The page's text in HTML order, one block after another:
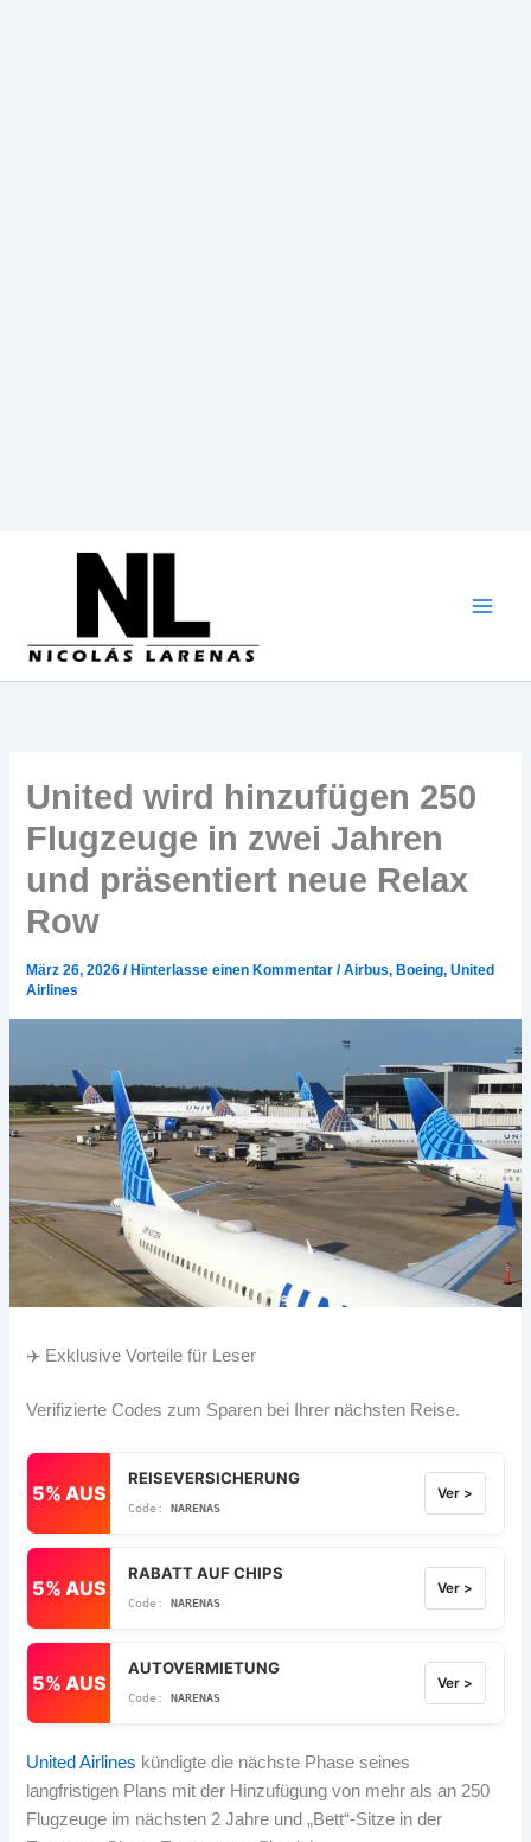
United wird hinzufügen 250
Flugzeuge in zwei Jahren
und präsentiert neue Relax
Row
März 26, 2026/ Hinterlasse einen Kommentar /Airbus, Boeing,United
Airlines
✈️ Exklusive Vorteile für Leser
Verifizierte Codes zum Sparen bei Ihrer nächsten Reise.
5% AUS
REISEVERSICHERUNG
NARENAS
Ver >
5% AUS
RABATT AUF CHIPS
NARENAS
Ver >
5% AUS
AUTOVERMIETUNG
NARENAS
Ver >
United Airlines kündigte die nächste Phase seines
langfristigen Plans mit der Hinzufügung von mehr als an 250
Flugzeuge im nächsten 2 Jahre und „Bett“-Sitze in der